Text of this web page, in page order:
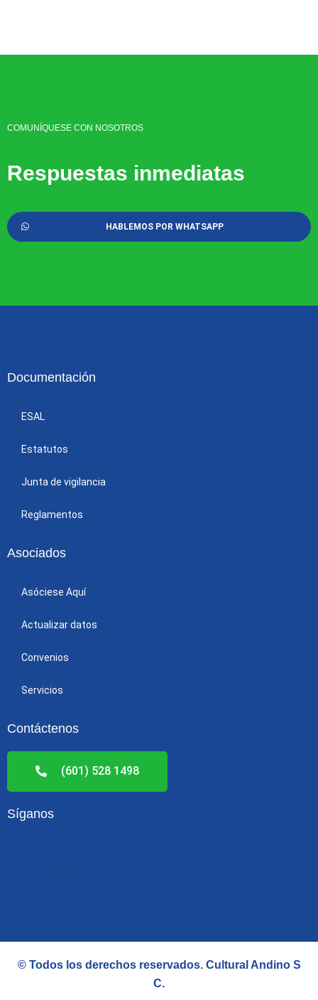
COMUNÍQUESE CON NOSOTROS
Respuestas inmediatas
HABLEMOS POR WHATSAPP
Documentación
ESAL
Estatutos
Junta de vigilancia
Reglamentos
Asociados
Asóciese Aquí
Actualizar datos
Convenios
Servicios
Contáctenos
(601) 528 1498
Síganos
e k
© Todos los derechos reservados. Cultural Andino S
C.